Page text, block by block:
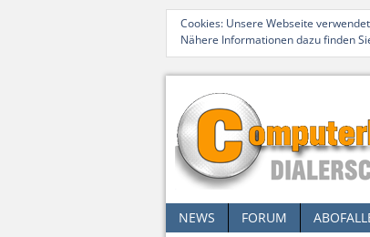
Cookies: Unsere Webseite
Nähere Informationen dazu finden
NEWS FORUM